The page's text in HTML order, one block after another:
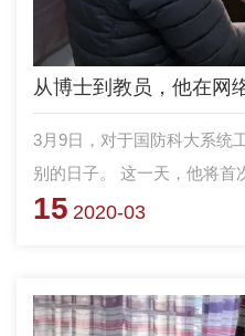
从博士到教员，他在网
3月9日，对于国防科大系统
别的日子。 这一天，他将首
网络直播课！对于首次承担
15 2020-03